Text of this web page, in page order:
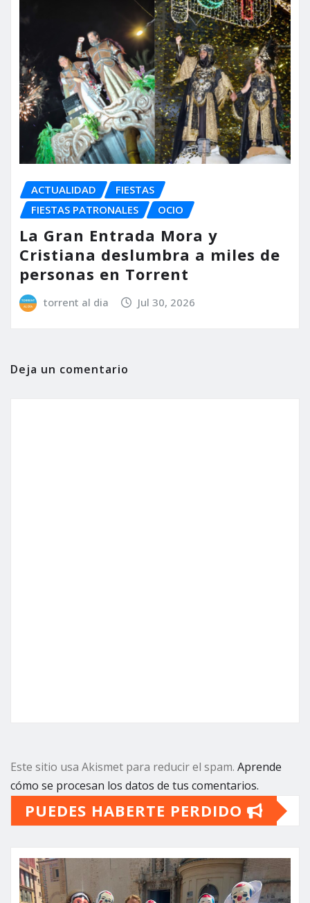
ACTUALIDAD
FIESTAS
FIESTAS PATRONALES
OCIO
La Gran Entrada Mora y
Cristiana deslumbra a miles de
personas en Torrent
torrent al dia Jul 30, 2026
Deja un comentario
Este sitio usa Akismet para reducir el spam. Aprende
cómo se procesan los datos de tus comentarios.
PUEDES HABERTE PERDIDO